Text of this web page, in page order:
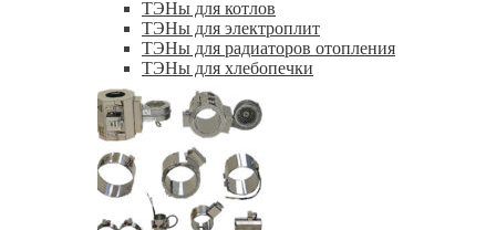
ТЭНы для котлов
ТЭНы для электроплит
ТЭНы для радиаторов отопления
ТЭНы для хлебопечки